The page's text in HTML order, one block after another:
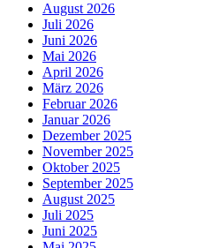
August 2026
Juli 2026
Juni 2026
Mai 2026
April 2026
März 2026
Februar 2026
Januar 2026
Dezember 2025
November 2025
Oktober 2025
September 2025
August 2025
Juli 2025
Juni 2025